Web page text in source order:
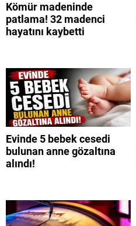
Kömür madeninde
patlama! 32 madenci
hayatını kaybetti
Evinde 5 bebek cesedi
bulunan anne gözaltına
alındı!